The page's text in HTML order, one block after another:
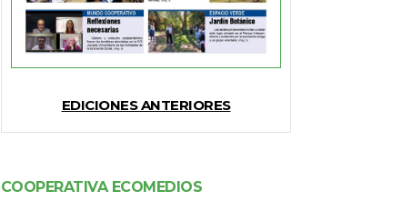
EDICIONES ANTERIORES
COOPERATIVA ECOMEDIOS